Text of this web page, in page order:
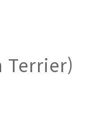
Terrier)